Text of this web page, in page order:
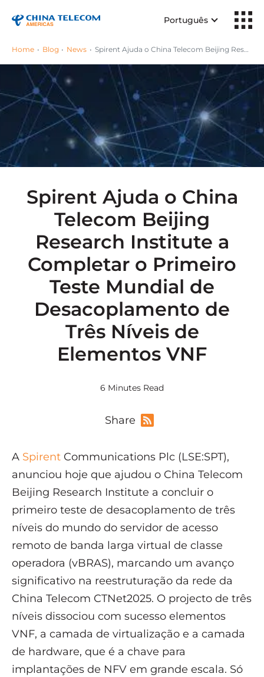
Português
Home Blog News Spirent Ajuda o China Telecom Beijing Research Institute a Completar o Primeiro Teste Mundial de Desacoplamento de Três Níveis de Elementos VNF
Spirent Ajuda o China
Telecom Beijing
Research Institute a
Completar o Primeiro
Teste Mundial de
Desacoplamento de
Três Níveis de
Elementos VNF
6 Minutes Read
Share
A Spirent Communications Plc (LSE:SPT),
anunciou hoje que ajudou o China Telecom
Beijing Research Institute a concluir o
primeiro teste de desacoplamento de três
níveis do mundo do servidor de acesso
remoto de banda larga virtual de classe
operadora (vBRAS), marcando um avanço
significativo na reestruturação da rede da
China Telecom CTNet2025. O projecto de três
níveis dissociou com sucesso elementos
VNF, a camada de virtualização e a camada
de hardware, que é a chave para
implantações de NFV em grande escala. Só